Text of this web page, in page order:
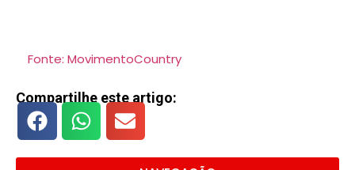
Fonte: MovimentoCountry
Compartilhe este artigo: